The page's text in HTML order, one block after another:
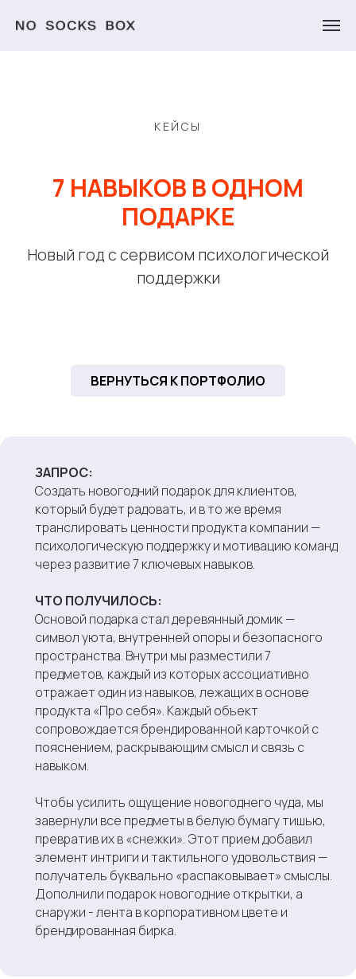
КЕЙСЫ
7 НАВЫКОВ В ОДНОМ
ПОДАРКЕ
Новый год с сервисом психологической
поддержки
ВЕРНУТЬСЯ К ПОРТФОЛИО
ЗАПРОС:
Создать новогодний подарок для клиентов,
который будет радовать, и в то же время
транслировать ценности продукта компании —
психологическую поддержку и мотивацию команд
через развитие 7 ключевых навыков.
ЧТО ПОЛУЧИЛОСЬ:
Основой подарка стал деревянный домик —
символ уюта, внутренней опоры и безопасного
пространства. Внутри мы разместили 7
предметов, каждый из которых ассоциативно
отражает один из навыков, лежащих в основе
продукта «Про себя». Каждый объект
сопровождается брендированной карточкой с
пояснением, раскрывающим смысл и связь с
навыком.
Чтобы усилить ощущение новогоднего чуда, мы
завернули все предметы в белую бумагу тишью,
превратив их в «снежки». Этот прием добавил
элемент интриги и тактильного удовольствия —
получатель буквально «распаковывает» смыслы.
Дополнили подарок новогодние открытки, а
снаружи - лента в корпоративном цвете и
брендированная бирка.